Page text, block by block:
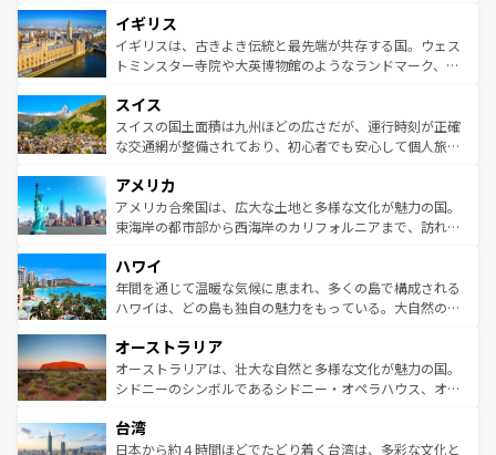
いる。シャンパンの発祥地であるランス、プロヴァンスの
香り高いラベンダー畑など、多彩な楽しみ方が可能だ。さ
らに、パリ以外の地域にも魅力が溢れており、どの街角に
れる地方に足を運ぶとそれぞれで全く異なる文化を体験で
きるだろう。 なお、新着のフランス情報はコンテンツ一覧
を参照してほしい。
顔を持つこの国は、どこを歩いても飽きることがない。ベ
ルリンの文化的活気、バイエルン州のアルプスの絶景、そ
してライン川沿いのワイン畑といった風景は必見。ビール
は、お酒好きな人にはぜひ体験してほしい。 なお、新着の
ドイツ情報はコンテンツ一覧を参照してほしい。
イギリス
イギリスは、古きよき伝統と最先端が共存する国。ウェス
トミンスター寺院や大英博物館のようなランドマーク、歴
リアごとに異なる魅力がある。また、優雅なアフタヌーン
ティー、ビール好きにはたまらない英国パブ、サッカー観
戦など、本場だからこそできる体験も豊富。イギリスを旅
ンツ一覧を参照してほしい。
スイス
スイスの国土面積は九州ほどの広さだが、運行時刻が正確
な交通網が整備されており、初心者でも安心して個人旅行
の建物がそのまま残る町や、スイスならではのユニークな
博物館もあり、アルプス観光だけでなく町歩きも満喫する
ことができる。国民の所得が高いため物価も高いが、旅行
ば市内交通費無料で観光を楽しむこともできる。 なお、新
着のスイス情報はコンテンツ一覧 を参照してほしい。
アメリカ
アメリカ合衆国は、広大な土地と多様な文化が魅力の国。
東海岸の都市部から西海岸のカリフォルニアまで、訪れる
のような巨大都市は、観光、ショッピング、エンターテイ
ンメントが詰まった刺激的なスポットだ。一方、アメリカ
西部には大自然が広がり、グランドキャニオンやイエロー
部のニューオーリンズでは、音楽と美食が融合した独特の
文化が魅力。旅行者はアメリカの各地域で異なる魅力を楽
しみながら、その多様性と豊かな歴史を感じることができ
ならではの贅沢な旅のスタイルだ。 なお、新着のアメリカ
情報はコンテンツ一覧を参照してほしい。
ハワイ
年間を通じて温暖な気候に恵まれ、多くの島で構成される
ハワイは、どの島も独自の魅力をもっている。大自然の神
ワイ島は見逃せない。また、定番の観光地といえばオアフ
島だが、静かな自然を求めるならマウイ島やカウアイ島が
おすすめ。エメラルドグリーンに輝く海をはじめ、豊かな
れるおもてなしの心で訪れる人々を迎えてくれるハワイの
人々、おいしいローカルフードやハワイアンミュージッ
オーストラリア
オーストラリアは、壮大な自然と多様な文化が魅力の国。
シドニーのシンボルであるシドニー・オペラハウス、オー
リアリーフや大陸中央部にそびえるウルル（エアーズロッ
ク）、タスマニアの美しい原生林やケアンズの熱帯雨林な
台湾
日本から約４時間ほどでたどり着く台湾は、多彩な文化と